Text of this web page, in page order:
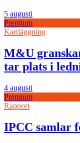
5 augusti
Premium
Kartläggning
M&U
tar plats i
4 augusti
Premium
Rapport
IPCC samlar